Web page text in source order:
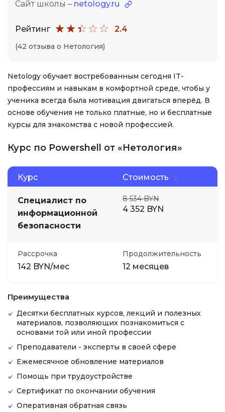
Сайт школы – netology.ru
Рейтинг 2.4
(42 отзыва о Нетология)
Netology обучает востребованным сегодня IT-
профессиям и навыкам в комфортной среде, чтобы у
ученика всегда была мотивация двигаться вперёд. В
основе обучения не только платные, но и бесплатные
курсы для знакомства с новой профессией.
Курс по Powershell от «Нетология»
Курс Стоимость
Специалист по
информационной
безопасности
8 534 BYN
4 352 BYN
Рассрочка
142 BYN/мес
Продолжительность
12 месяцев
Преимущества
Десятки бесплатных курсов, лекций и полезных
материалов, позволяющих познакомиться с
основами той или иной профессии
Преподаватели - эксперты в своей сфере
Ежемесячное обновление материалов
Помощь при трудоустройстве
Сертификат по окончании обучения
Оперативная обратная связь